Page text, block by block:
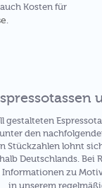
Kosten für
gestalteten
den
Stückzahlen lohnt
Deutschlands. Bei
zu
in unserem